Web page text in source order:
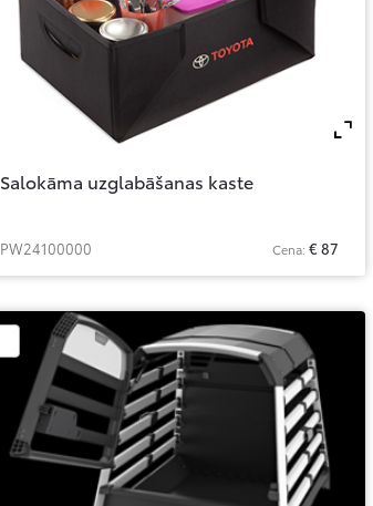
Salokāma uzglabāšanas kaste
PW24100000 Cena: € 87